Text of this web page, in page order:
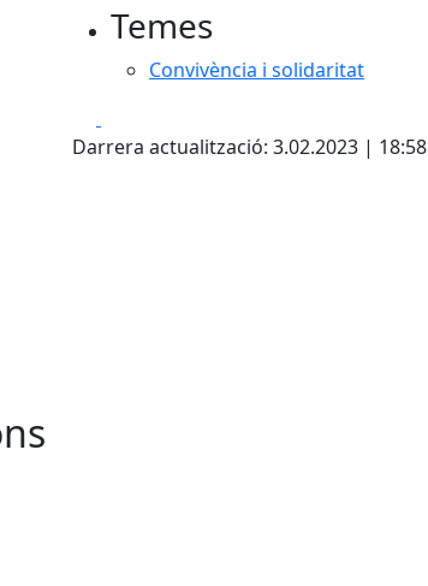
Temes
Convivència i solidaritat
Darrera actualització: 3.02.2023 | 18:58